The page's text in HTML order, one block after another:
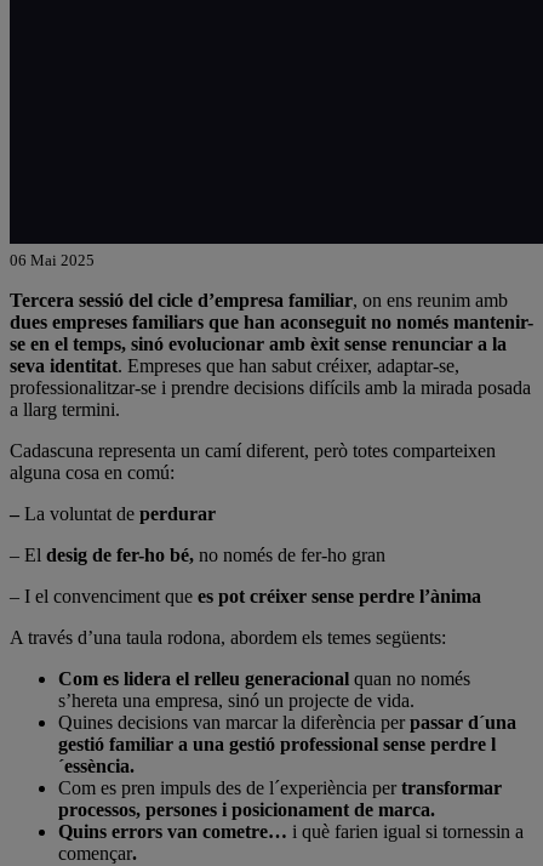
06 Mai 2025
Tercera sessió del cicle d’empresa familiar, on ens reunim amb
dues empreses familiars que han aconseguit no només mantenir-
se en el temps, sinó evolucionar amb èxit sense renunciar a la
seva identitat. Empreses que han sabut créixer, adaptar-se,
professionalitzar-se i prendre decisions difícils amb la mirada posada
a llarg termini.
Cadascuna representa un camí diferent, però totes comparteixen
alguna cosa en comú:
– La voluntat de perdurar
– El desig de fer-ho bé, no només de fer-ho gran
– I el convenciment que es pot créixer sense perdre l’ànima
A través d’una taula rodona, abordem els temes següents:
Com es lidera el relleu generacional quan no només
s’hereta una empresa, sinó un projecte de vida.
Quines decisions van marcar la diferència perpassar d´una
gestió familiar a una gestió professional sense perdre l
´essència.
Com es pren impuls des de l´experiència pertransformar
processos, persones i posicionament de marca.
Quins errors van cometre… i què farien igual si tornessin a
començar.